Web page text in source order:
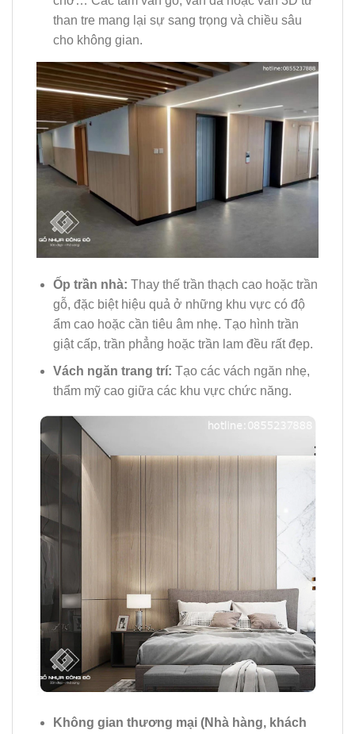
than tre mang lại sự sang trọng và chiều sâu
cho không gian.
Ốp trần nhà: Thay thế trần thạch cao hoặc trần
gỗ, đặc biệt hiệu quả ở những khu vực có độ
ẩm cao hoặc cần tiêu âm nhẹ. Tạo hình trần
giật cấp, trần phẳng hoặc trần lam đều rất đẹp.
Vách ngăn trang trí: Tạo các vách ngăn nhẹ,
thẩm mỹ cao giữa các khu vực chức năng.
Không gian thương mại (Nhà hàng, khách